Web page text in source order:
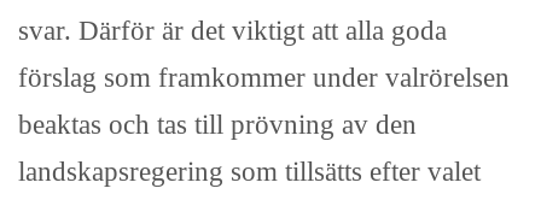
svar. Därför är det viktigt att alla goda
förslag som framkommer under valrörelsen
beaktas och tas till prövning av den
landskapsregering som tillsätts efter valet